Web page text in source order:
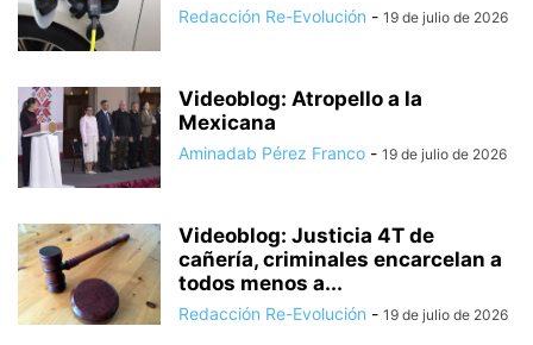
Redacción Re-Evolución - 19 de julio de 2026
Videoblog: Atropello a la
Mexicana
Aminadab Pérez Franco - 19 de julio de 2026
Videoblog: Justicia 4T de
cañería, criminales encarcelan a
todos menos a...
Redacción Re-Evolución - 19 de julio de 2026